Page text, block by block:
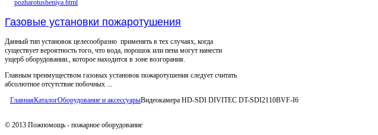
Газовые установки пожаротушения
Данный тип установок целесообразно применять в тех случаях, когда
существует вероятность того, что вода, порошок или пена могут нанести
ущерб оборудовании., которое находится в зоне возгорания.
Главным преимуществом газовых установок пожаротушения следует считать
абсолютное отсутствие побочных ...
ГлавнаяКаталогОборудование и аксессуарыВидеокамера HD-SDI DIVITEC DT-SDI2110BVF-I6
© 2013 Пожпомощь - пожарное оборудование